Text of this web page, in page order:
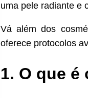
uma pele radiante e
Vá além dos
oferece protocolos
1. O que